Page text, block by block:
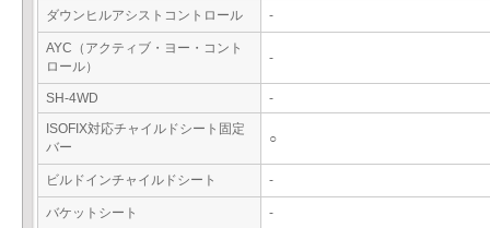
ダウンヒルアシストコントロール -
AYC（アクティブ・ヨー・コント
ロール）
-
SH-4WD
-
ISOFIX対応チャイルドシート固定
バー
○
ビルドインチャイルドシート -
バケットシート -